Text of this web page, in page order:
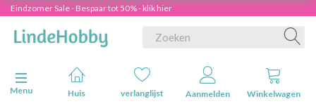
Eindzomer Sale - Bespaar tot 50% - klik hier
Navigatie in-/uitschakelen
Menu
Huis verlanglijst Aanmelden Winkelwagen